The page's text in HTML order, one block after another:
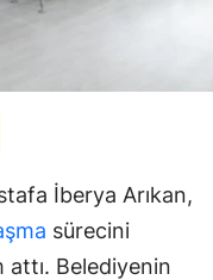
İberya Arıkan,
sürecini
attı. Belediyenin